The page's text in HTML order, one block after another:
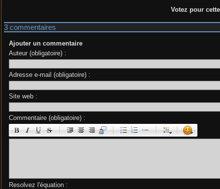
Votez pour
3 commentaires
Ajouter un commentaire
Auteur (obligatoire) :
Adresse e-mail (obligatoire) :
Site web :
Commentaire (obligatoire) :
Resolvez l'équation :